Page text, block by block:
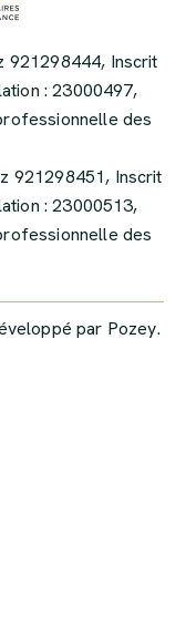
921298444, Inscrit
: 23000497,
des
921298451, Inscrit
: 23000513,
des
par Pozey.